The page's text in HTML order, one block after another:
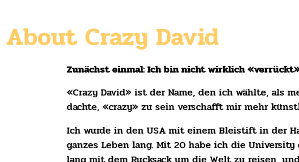
About Crazy David
Zunächst einmal: Ich bin nicht wirklich
«Crazy David» ist der Name, den ich wählte, als
dachte, «crazy» zu sein verschafft mir mehr
Ich wurde in den USA mit einem Bleistift in der
ganzes Leben lang. Mit 20 habe ich die